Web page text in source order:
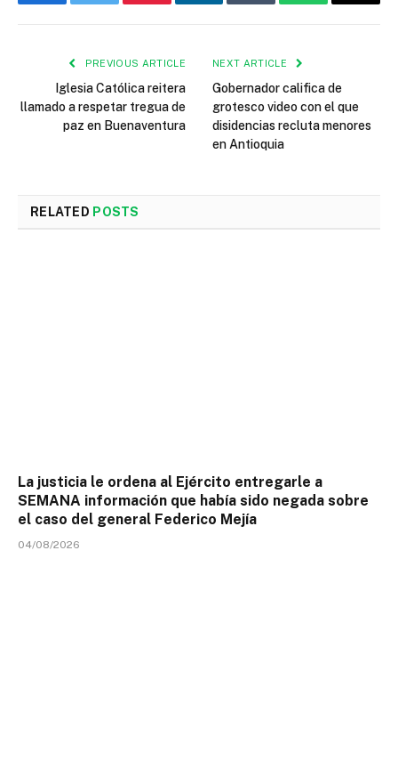
PREVIOUS ARTICLE
Iglesia Católica reitera
llamado a respetar tregua de
paz en Buenaventura
NEXT ARTICLE
Gobernador califica de
grotesco video con el que
disidencias recluta menores
en Antioquia
RELATED POSTS
La justicia le ordena al Ejército entregarle a
SEMANA información que había sido negada sobre
el caso del general Federico Mejía
04/08/2026